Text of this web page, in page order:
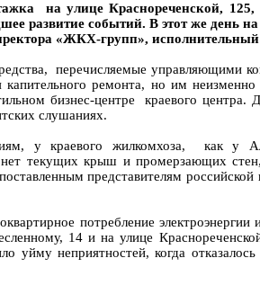
на улице Краснореченской,
развитие событий. В этот же день
«ЖКХ-групп»,
перечисляемые управляющими
ремонта, но им неизменно
бизнес-центре краевого центра.
слушаниях.
у краевого жилкомхоза, как у
нет текущих крыш и промерзающих
представителям российской
потребление электроэнергии
14 и на улице
неприятностей, когда отказалось